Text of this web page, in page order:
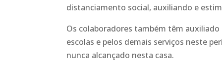
distanciamento social, auxiliando e
Os colaboradores também têm
escolas e pelos demais serviços neste
nunca alcançado nesta casa.